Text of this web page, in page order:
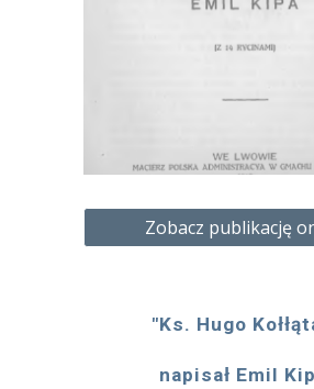
Zobacz publikację
"Ks. Hugo
napisał Emil